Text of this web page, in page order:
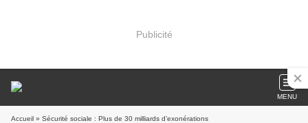
Publicité
MENU
Accueil » Sécurité sociale : Plus de 30 milliards d’exonérations